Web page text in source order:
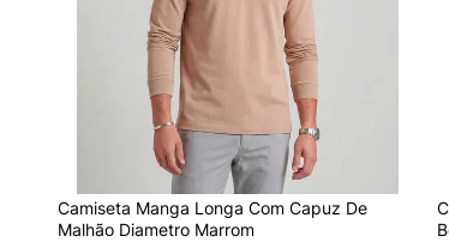
Camiseta Manga Longa Com Capuz De
Malhão Diametro Marrom